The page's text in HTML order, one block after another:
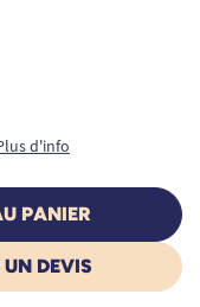
d'info
PANIER
DEVIS